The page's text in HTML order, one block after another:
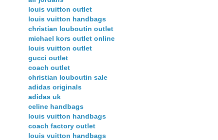
louis vuitton outlet
louis vuitton handbags
christian louboutin outlet
michael kors outlet online
louis vuitton outlet
gucci outlet
coach outlet
christian louboutin sale
adidas originals
adidas uk
celine handbags
louis vuitton handbags
coach factory outlet
louis vuitton handbags